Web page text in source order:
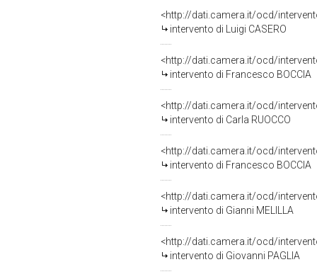
<http://dati.camera.it/ocd/
intervento di Luigi CASERO
<http://dati.camera.it/ocd/
intervento di Francesco BOCCIA
<http://dati.camera.it/ocd/
intervento di Carla RUOCCO
<http://dati.camera.it/ocd/
intervento di Francesco BOCCIA
<http://dati.camera.it/ocd/
intervento di Gianni MELILLA
<http://dati.camera.it/ocd/
intervento di Giovanni PAGLIA